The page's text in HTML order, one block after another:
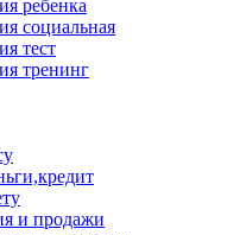
ребенка
социальная
тест
тренинг
и продажи